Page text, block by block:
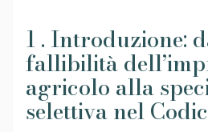
1 . Introduzione:
fallibilità
agricolo alla
selettiva nel